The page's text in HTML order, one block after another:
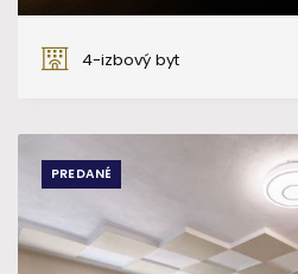
4-izbový byt
PREDANÉ